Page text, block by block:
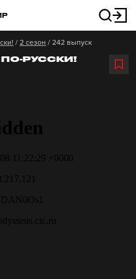
/ 2 сезон / 242 выпуск
РУССКИ!